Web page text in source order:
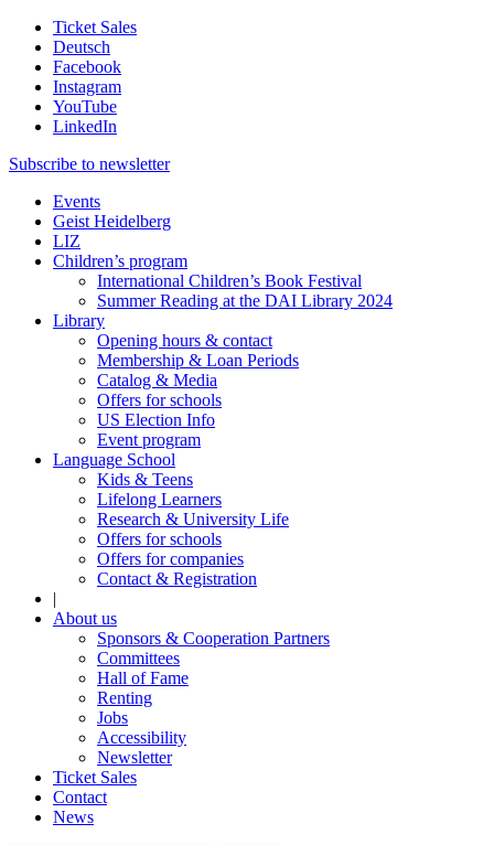
Ticket Sales
Deutsch
Facebook
Instagram
YouTube
LinkedIn
Subscribe to newsletter
Events
Geist Heidelberg
LIZ
Children’s program
International Children’s Book Festival
Summer Reading at the DAI Library 2024
Library
Opening hours & contact
Membership & Loan Periods
Catalog & Media
Offers for schools
US Election Info
Event program
Language School
Kids & Teens
Lifelong Learners
Research & University Life
Offers for schools
Offers for companies
Contact & Registration
|
About us
Sponsors & Cooperation Partners
Committees
Hall of Fame
Renting
Jobs
Accessibility
Newsletter
Ticket Sales
Contact
News